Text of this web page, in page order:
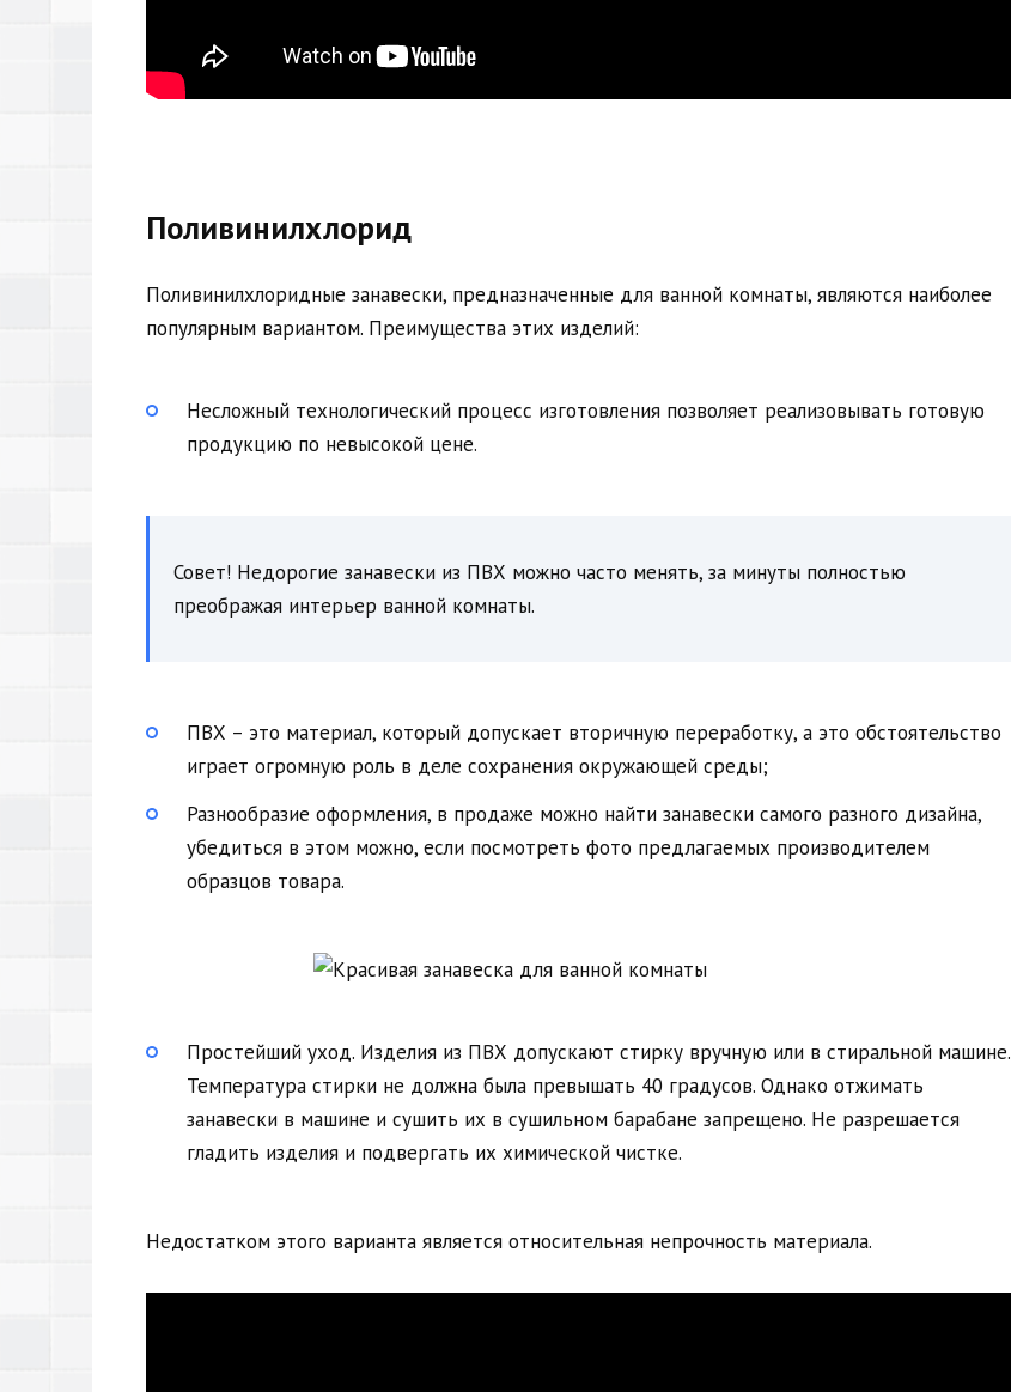
Поливинилхлорид
Поливинилхлоридные занавески, предназначенные для ванной комнаты, являются наиболее
популярным вариантом. Преимущества этих изделий:
Несложный технологический процесс изготовления позволяет реализовывать готовую
продукцию по невысокой цене.
Совет! Недорогие занавески из ПВХ можно часто менять, за минуты полностью
преображая интерьер ванной комнаты.
ПВХ – это материал, который допускает вторичную переработку, а это обстоятельство
играет огромную роль в деле сохранения окружающей среды;
Разнообразие оформления, в продаже можно найти занавески самого разного дизайна,
убедиться в этом можно, если посмотреть фото предлагаемых производителем
образцов товара.
Простейший уход. Изделия из ПВХ допускают стирку вручную или в стиральной машине.
Температура стирки не должна была превышать 40 градусов. Однако отжимать
занавески в машине и сушить их в сушильном барабане запрещено. Не разрешается
гладить изделия и подвергать их химической чистке.
Недостатком этого варианта является относительная непрочность материала.